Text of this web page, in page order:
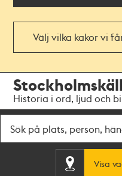
Välj vilka kakor vi
navigationen
huvudinnehållet
Historia i ord, ljud och
Visa